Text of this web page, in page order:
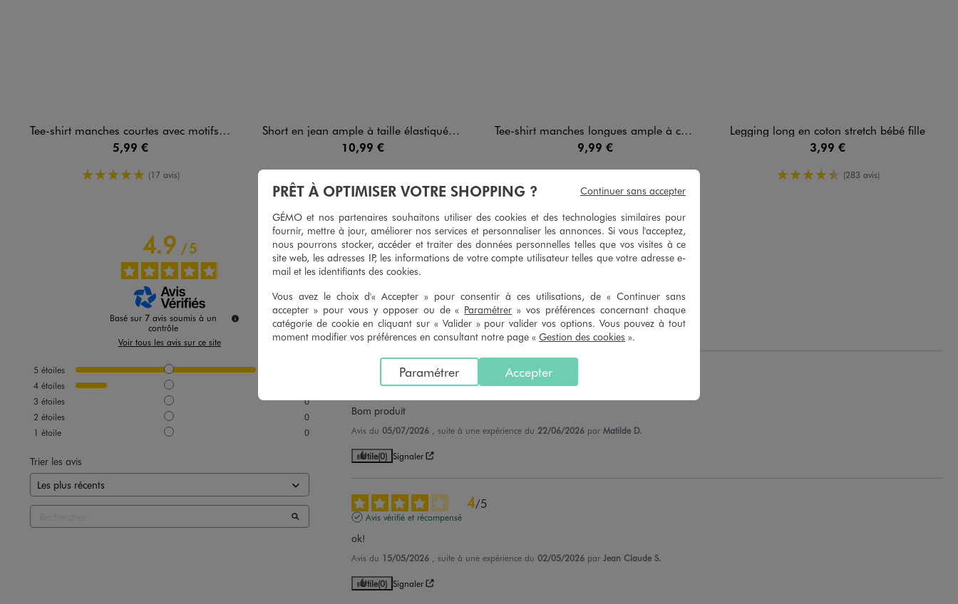
Tee-shirt manches courtes avec motifs brodés bébé fille
5,99 €
5/5 de moyenne
(17 avis)
Short en jean ample à taille élastiquée bébé fille
10,99 €
4.5/5 de moyenne
Tee-shirt manches longues ample à col Claudine en dentelle anglaise bébé fille
9,99 €
5/5 de moyenne
Legging long en coton stretch bébé fille
3,99 €
4.5/5 de moyenne
(283 avis)
4.9/5
Basé sur 7 avis soumis à un
contrôle
Voir tous les avis sur ce site
5 étoiles
4 étoiles
3 étoiles
0
2 étoiles
0
1 étoile 0
Trier les avis
5 /5
Avis vérifié et récompensé
Avis du14/07/2026 , suite à une expérience du22/06/2026 par Mélanie H.
Utile (0) Signaler
Avis vérifié et récompensé
Bom produit
Avis du 05/07/2026 , suite à une expérience du 22/06/2026 par Matilde D.
Utile(0) Signaler
4/5
Avis vérifié et récompensé
ok!
Avis du 15/05/2026 , suite à une expérience du 02/05/2026 par Jean Claude S.
Utile(0) Signaler
PRÊT À OPTIMISER VOTRE SHOPPING ?
GÉMO et nos partenaires souhaitons utiliser des cookies et des technologies similaires pour
fournir, mettre à jour, améliorer nos services et personnaliser les annonces. Si vous l'acceptez,
nous pourrons stocker, accéder et traiter des données personnelles telles que vos visites à ce
site web, les adresses IP, les informations de votre compte utilisateur telles que votre adresse e-
mail et les identifiants des cookies.
Vous avez le choix d'« Accepter » pour consentir à ces utilisations, de « Continuer sans
accepter » pour vous y opposer ou de « Paramétrer » vos préférences concernant chaque
catégorie de cookie en cliquant sur « Valider » pour valider vos options. Vous pouvez à tout
moment modifier vos préférences en consultant notre page « Gestion des cookies ».
Accepter
Paramétrer
Continuer sans accepter